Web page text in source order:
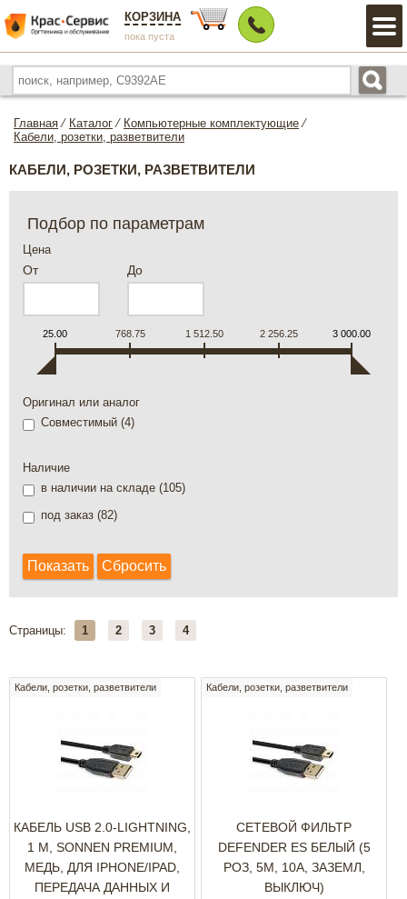
КОРЗИНА
пока пуста
Главная ⁄ Каталог ⁄ Компьютерные комплектующие ⁄
Кабели, розетки, разветвители
КАБЕЛИ, РОЗЕТКИ, РАЗВЕТВИТЕЛИ
Подбор по параметрам
Цена
От До
25.00 768.75 1 512.50 2 256.25 3 000.00
Оригинал или аналог
Совместимый (4)
Наличие
в наличии на складе (105)
под заказ (82)
Страницы: 1 2 3 4
Кабели, розетки, разветвители
КАБЕЛЬ USB 2.0-LIGHTNING,
1 М, SONNEN PREMIUM,
МЕДЬ, ДЛЯ IPHONE/IPAD,
ПЕРЕДАЧА ДАННЫХ И
Кабели, розетки, разветвители
СЕТЕВОЙ ФИЛЬТР
DEFENDER ES БЕЛЫЙ (5
РОЗ, 5М, 10А, ЗАЗЕМЛ,
ВЫКЛЮЧ)